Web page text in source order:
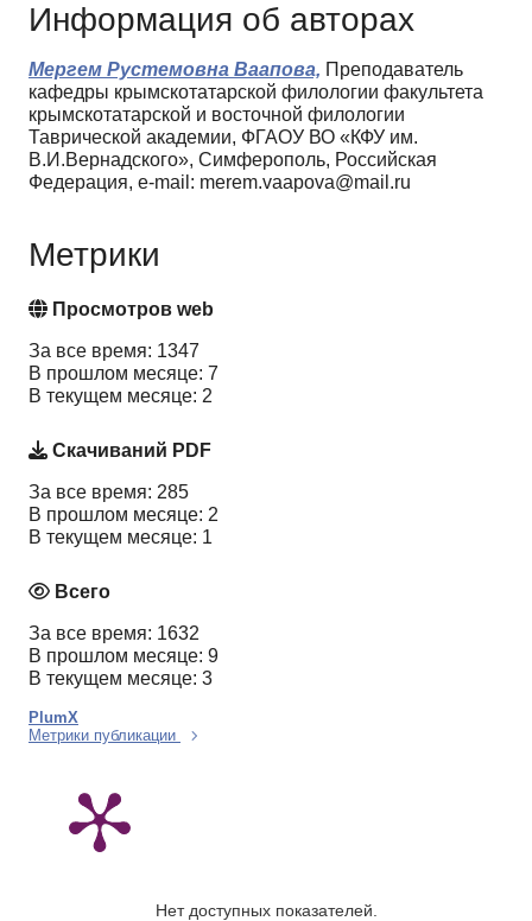
Информация об авторах
Мергем Рустемовна Ваапова, Преподаватель
кафедры крымскотатарской филологии факультета
крымскотатарской и восточной филологии
Таврической академии, ФГАОУ ВО «КФУ им.
В.И.Вернадского», Симферополь, Российская
Федерация, e-mail: merem.vaapova@mail.ru
Метрики
Просмотров web
За все время: 1347
В прошлом месяце: 7
В текущем месяце: 2
Скачиваний PDF
За все время: 285
В прошлом месяце: 2
В текущем месяце: 1
Всего
За все время: 1632
В прошлом месяце: 9
В текущем месяце: 3
PlumX
Метрики публикации
Нет доступных показателей.